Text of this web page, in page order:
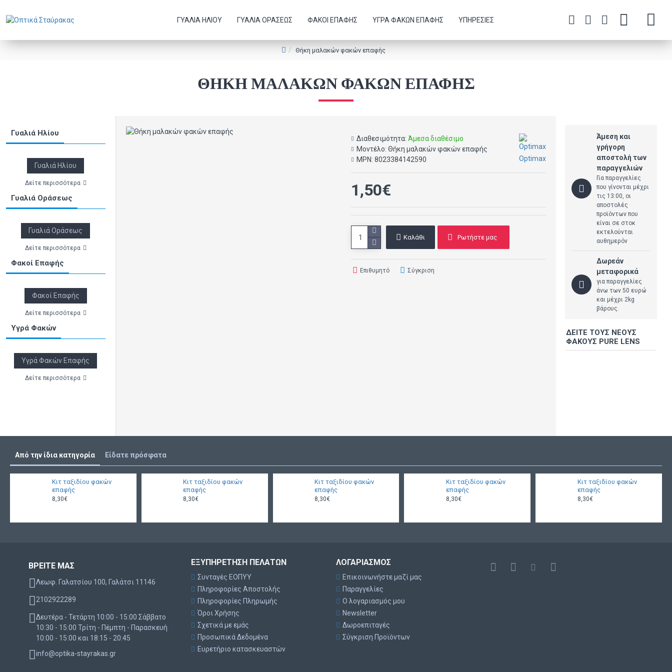
ΓΥΑΛΙΆ ΗΛΊΟΥ ΓΥΑΛΙΆ ΟΡΆΣΕΩΣ ΦΑΚΟΊ ΕΠΑΦΉΣ ΥΓΡΆ ΦΑΚΏΝ ΕΠΑΦΉΣ ΥΠΗΡΕΣΊΕΣ
Θήκη μαλακών φακών επαφής
ΘΉΚΗ ΜΑΛΑΚΏΝ ΦΑΚΏΝ ΕΠΑΦΉΣ
Γυαλιά Ηλίου
Γυαλιά Ηλίου
Δείτε περισσότερα
Γυαλιά Οράσεως
Γυαλιά Οράσεως
Δείτε περισσότερα
Φακοί Επαφής
Φακοί Επαφής
Δείτε περισσότερα
Υγρά Φακών
Υγρά Φακών Επαφής
Δείτε περισσότερα
Διαθεσιμότητα: Άμεσα διαθέσιμο
Μοντέλο: Θήκη μαλακών φακών επαφής
MPN: 8023384142590 Optimax
1,50€
Καλάθι Ρωτήστε μας
Επιθυμητό Σύγκριση
Άμεση και
γρήγορη
αποστολή των
παραγγελιών
Για παραγγελίες
που γίνονται μέχρι
τις 13:00, οι
αποστολές
προϊόντων που
είναι σε στοκ
εκτελούνται
αυθημερόν
Δωρεάν
μεταφορικά
για παραγγελίες
άνω των 50 ευρώ
και μέχρι 2kg
βάρους.
ΔΕΊΤΕ ΤΟΥΣ ΝΈΟΥΣ
ΦΑΚΟΎΣ PURE LENS
Από την ίδια κατηγορία Είδατε πρόσφατα
Κιτ ταξιδίου φακών
επαφής
8,30€
Κιτ ταξιδίου φακών
επαφής
8,30€
Κιτ ταξιδίου φακών
επαφής
8,30€
Κιτ ταξιδίου φακών
επαφής
8,30€
Κιτ ταξιδίου φακών
επαφής
8,30€
ΒΡΕΙΤΕ ΜΑΣ
Λεωφ. Γαλατσίου 100, Γαλάτσι 11146
2102922289
Δευτέρα - Τετάρτη 10:00 - 15:00 Σάββατο
10:30 - 15:00 Τρίτη - Πέμπτη - Παρασκευή
10:00 - 15:00 και 18:15 - 20:45
info@optika-stayrakas.gr
ΕΞΥΠΗΡΈΤΗΣΗ ΠΕΛΑΤΏΝ
Συνταγές ΕΟΠΥΥ
Πληροφορίες Αποστολής
Πληροφορίες Πληρωμής
Όροι Χρήσης
Σχετικά με εμάς
Προσωπικά Δεδομένα
Ευρετήριο κατασκευαστών
ΛΟΓΑΡΙΑΣΜΌΣ
Επικοινωνήστε μαζί μας
Παραγγελίες
Ο λογαριασμός μου
Newsletter
Δωροεπιταγές
Σύγκριση Προϊόντων